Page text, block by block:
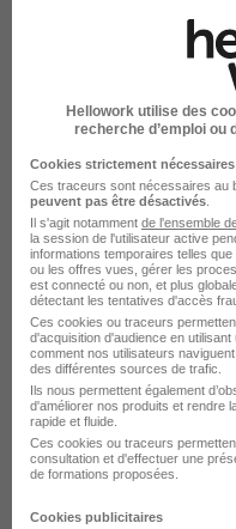
Intérim
Travail de jour
+ 1
Voir l’offre
Employé
Interaction
Chartres - 28 Intérim
Travail de jour
Hellowork utilise des
recherche d’emploi ou
Cookies strictement nécessaires
Ces traceurs sont nécessaires au
peuvent pas être désactivés
Il s'agit notamment de l'ensemble
la session de l'utilisateur active
informations temporaires telles
ou les offres vues, gérer les
est connecté ou non, et plus
détectant les tentatives d'accès
Ces cookies ou traceurs
d'acquisition d'audience en
comment nos utilisateurs
des différentes sources de trafic.
Ils nous permettent également
d'améliorer nos produits et rendre
rapide et fluide.
Ces cookies ou traceurs
consultation et d'effectuer une
de formations proposées.
Cookies publicitaires